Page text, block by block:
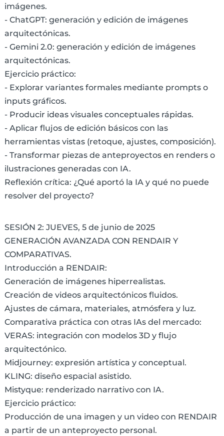
imágenes.
- ChatGPT: generación y edición de imágenes
arquitectónicas.
- Gemini 2.0: generación y edición de imágenes
arquitectónicas.
Ejercicio práctico:
- Explorar variantes formales mediante prompts o
inputs gráficos.
- Producir ideas visuales conceptuales rápidas.
- Aplicar flujos de edición básicos con las
herramientas vistas (retoque, ajustes, composición).
- Transformar piezas de anteproyectos en renders o
ilustraciones generadas con IA.
Reflexión crítica: ¿Qué aportó la IA y qué no puede
resolver del proyecto?
SESIÓN 2: JUEVES, 5 de junio de 2025
GENERACIÓN AVANZADA CON RENDAIR Y
COMPARATIVAS.
Introducción a RENDAIR:
Generación de imágenes hiperrealistas.
Creación de videos arquitectónicos fluidos.
Ajustes de cámara, materiales, atmósfera y luz.
Comparativa práctica con otras IAs del mercado:
VERAS: integración con modelos 3D y flujo
arquitectónico.
Midjourney: expresión artística y conceptual.
KLING: diseño espacial asistido.
Mistyque: renderizado narrativo con IA.
Ejercicio práctico:
Producción de una imagen y un video con RENDAIR
a partir de un anteproyecto personal.